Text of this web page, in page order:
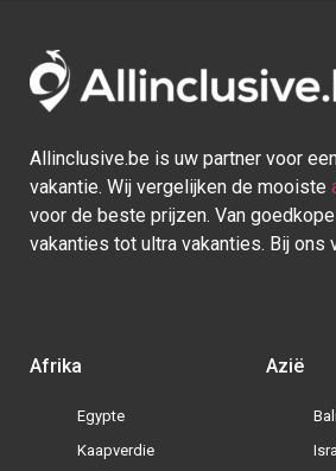
Allinclusive.be is uw partner voor
vakantie. Wij vergelijken de mooiste
voor de beste prijzen. Van
vakanties tot ultra vakanties. Bij ons
Afrika
Egypte
Kaapverdie
Azië